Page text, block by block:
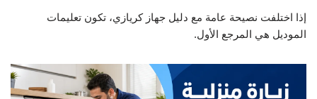
إذا اختلفت نصيحة عامة مع دليل جهاز كريازي، تكون تعليمات
الموديل هي المرجع الأول.